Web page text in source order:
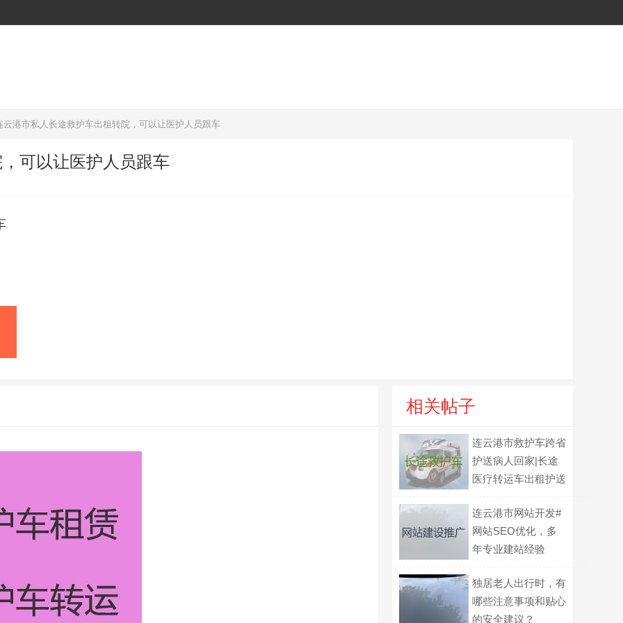
云港市私人长途救护车出租转院，可以让医护人员跟车
可以让医护人员跟车
相关帖子
连云港市救护车跨省
护送病人回家|长途
医疗转运车出租护送
连云港市网站开发#
网站SEO优化，多
年专业建站经验
独居老人出行时，有
哪些注意事项和贴心
的安全建议？